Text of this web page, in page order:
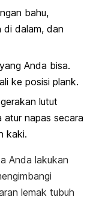
bahu,
dalam, dan
Anda bisa.
ke posisi plank.
lutut
atur napas secara
kaki.
Anda lakukan
lemak tubuh